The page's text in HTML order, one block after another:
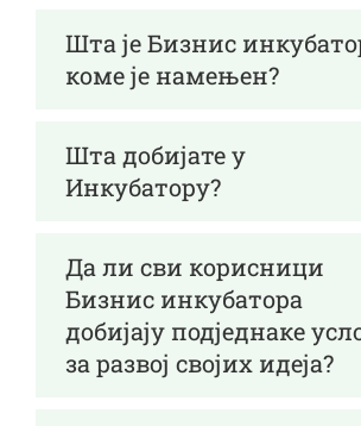
Шта је Бизнис
коме је намењен?
Шта добијате у
Инкубатору?
Да ли сви корисници
Бизнис инкубатора
добијају подједнаке
за развој својих идеја?